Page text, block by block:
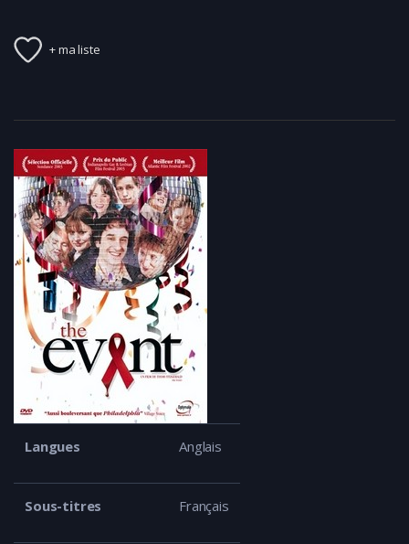
+ ma liste
Langues Anglais
Sous-titres Français